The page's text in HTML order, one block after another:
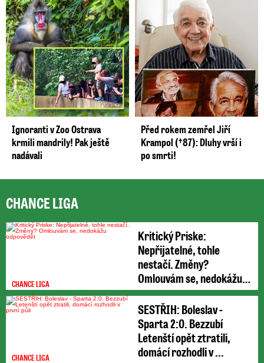
Ignoranti v Zoo Ostrava
krmili mandrily! Pak ještě
nadávali
Před rokem zemřel Jiří
Krampol (†87): Dluhy vrší i
po smrti!
CHANCE LIGA
CHANCE LIGA
Kritický Priske:
Nepřijatelné, tohle
nestačí. Změny?
Omlouvám se, nedokážu
odpovědět
CHANCE LIGA
SESTŘIH: Boleslav -
Sparta 2:0. Bezzubí
Letenští opět ztratili,
domácí rozhodli v ...